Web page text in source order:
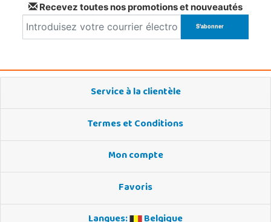
Recevez toutes nos promotions et nouveautés
Service à la clientèle
Termes et Conditions
Mon compte
Favoris